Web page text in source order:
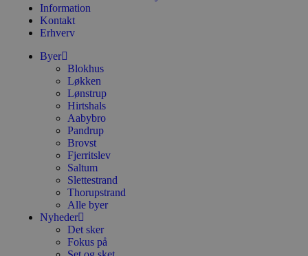
Information
Kontakt
Erhverv
Byer
Blokhus
Løkken
Lønstrup
Hirtshals
Aabybro
Pandrup
Brovst
Fjerritslev
Saltum
Slettestrand
Thorupstrand
Alle byer
Nyheder
Det sker
Fokus på